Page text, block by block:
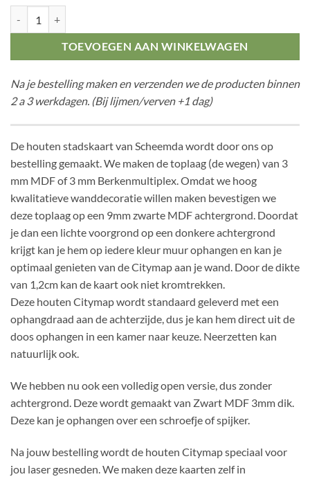
TOEVOEGEN AAN WINKELWAGEN
Na je bestelling maken en verzenden we de producten binnen
2 a 3 werkdagen. (Bij lijmen/verven +1 dag)
De houten stadskaart van Scheemda wordt door ons op
bestelling gemaakt. We maken de toplaag (de wegen) van 3
mm MDF of 3 mm Berkenmultiplex. Omdat we hoog
kwalitatieve wanddecoratie willen maken bevestigen we
deze toplaag op een 9mm zwarte MDF achtergrond. Doordat
je dan een lichte voorgrond op een donkere achtergrond
krijgt kan je hem op iedere kleur muur ophangen en kan je
optimaal genieten van de Citymap aan je wand. Door de dikte
van 1,2cm kan de kaart ook niet kromtrekken.
Deze houten Citymap wordt standaard geleverd met een
ophangdraad aan de achterzijde, dus je kan hem direct uit de
doos ophangen in een kamer naar keuze. Neerzetten kan
natuurlijk ook.
We hebben nu ook een volledig open versie, dus zonder
achtergrond. Deze wordt gemaakt van Zwart MDF 3mm dik.
Deze kan je ophangen over een schroefje of spijker.
Na jouw bestelling wordt de houten Citymap speciaal voor
jou laser gesneden. We maken deze kaarten zelf in